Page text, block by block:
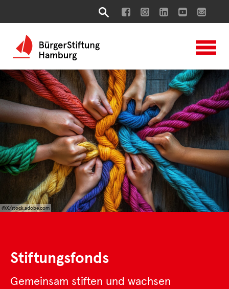
©X/stock.adobe.com
Stiftungsfonds
Gemeinsam stiften und wachsen